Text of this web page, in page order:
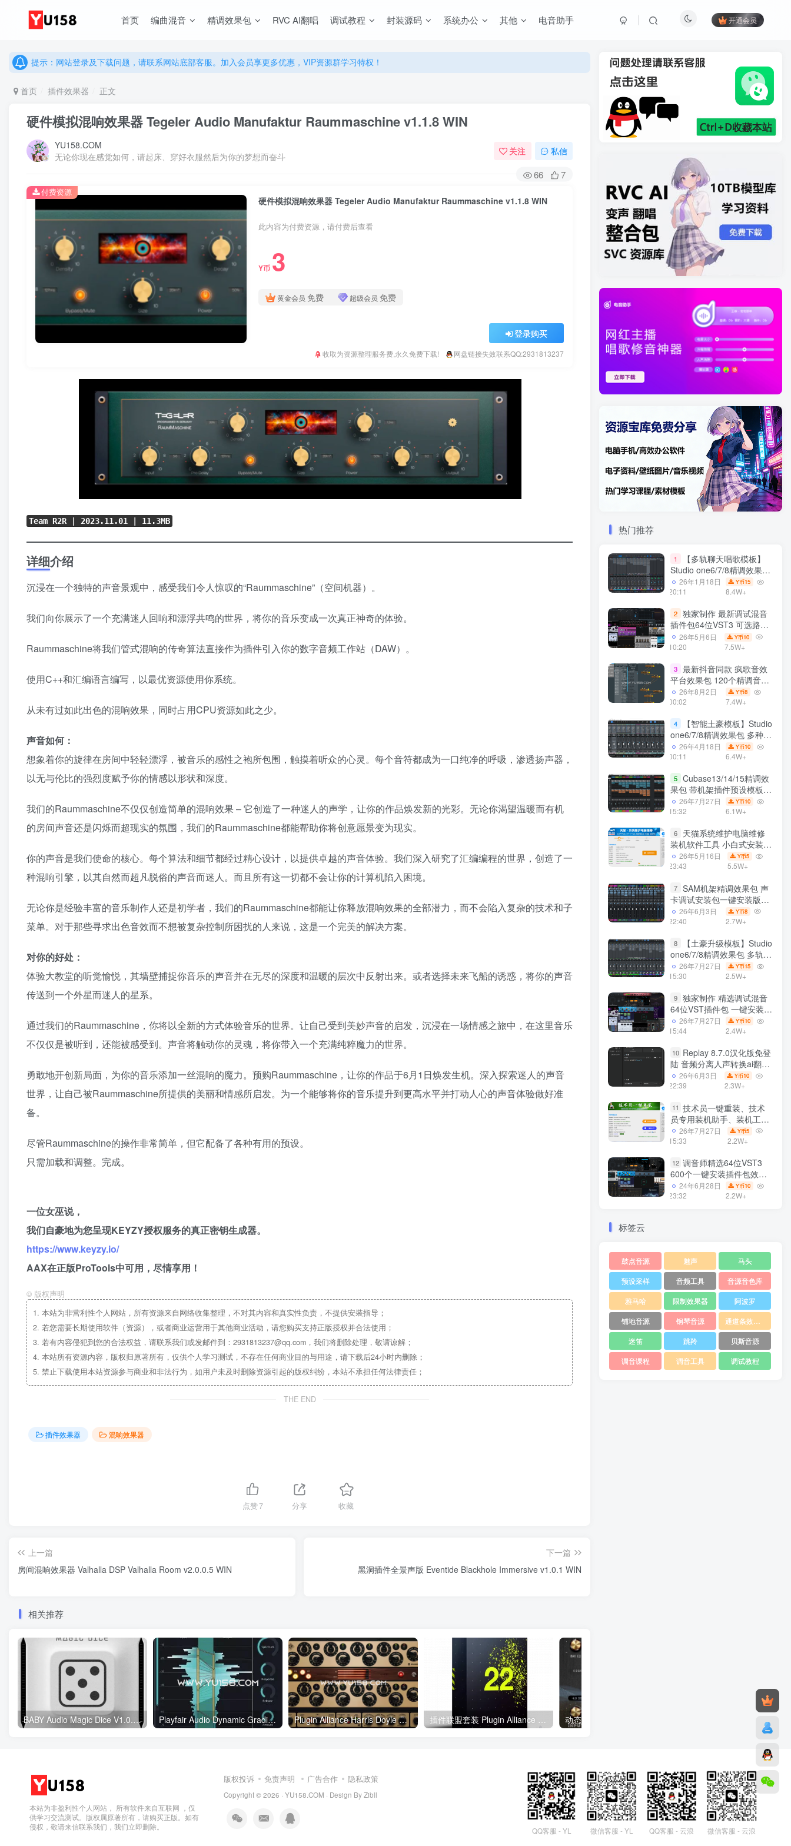
首页 编曲混音 精调效果包 RVC AI翻唱 调试教程 封装源码 系统办公 其他 电音助手 开通会员
提示：网站登录及下载问题，请联系网站底部客服。加入会员享更多优惠，VIP资源群学习特权！
提示：网站登录及下载问题，请联系网站底部客服。加入会员享更多优惠，VIP资源群学习特权！
首页 插件效果器 正文
硬件模拟混响效果器 Tegeler Audio Manufaktur Raummaschine v1.1.8 WIN
YU158.COM
无论你现在感觉如何，请起床、穿好衣服然后为你的梦想而奋斗
关注 私信
66 7
硬件模拟混响效果器 Tegeler Audio Manufaktur Raummaschine v1.1.8 WIN
此内容为付费资源，请付费后查看
Y币 3
黄金会员 免费 超级会员 免费
登录购买
收取为资源整理服务费,永久免费下载! 网盘链接失效联系QQ:2931813237
付费资源
Team R2R | 2023.11.01 | 11.3MB
详细介绍
沉浸在一个独特的声音景观中，感受我们令人惊叹的“Raummaschine”（空间机器）。
我们向你展示了一个充满迷人回响和漂浮共鸣的世界，将你的音乐变成一次真正神奇的体验。
Raummaschine将我们管式混响的传奇算法直接作为插件引入你的数字音频工作站（DAW）。
使用C++和汇编语言编写，以最优资源使用你系统。
从未有过如此出色的混响效果，同时占用CPU资源如此之少。
声音如何：
想象着你的旋律在房间中轻轻漂浮，被音乐的感性之袍所包围，触摸着听众的心灵。每个音符都成为一口纯净的呼吸，渗透扬声器，
以无与伦比的强烈度赋予你的情感以形状和深度。
我们的Raummaschine不仅仅创造简单的混响效果 – 它创造了一种迷人的声学，让你的作品焕发新的光彩。无论你渴望温暖而有机
的房间声音还是闪烁而超现实的氛围，我们的Raummaschine都能帮助你将创意愿景变为现实。
你的声音是我们使命的核心。每个算法和细节都经过精心设计，以提供卓越的声音体验。我们深入研究了汇编编程的世界，创造了一
种混响引擎，以其自然而超凡脱俗的声音而迷人。而且所有这一切都不会让你的计算机陷入困境。
无论你是经验丰富的音乐制作人还是初学者，我们的Raummaschine都能让你释放混响效果的全部潜力，而不会陷入复杂的技术和子
菜单。对于那些寻求出色音效而不想被复杂控制所困扰的人来说，这是一个完美的解决方案。
对你的好处：
体验大教堂的听觉愉悦，其墙壁捕捉你音乐的声音并在无尽的深度和温暖的层次中反射出来。或者选择未来飞船的诱惑，将你的声音
传送到一个外星而迷人的星系。
通过我们的Raummaschine，你将以全新的方式体验音乐的世界。让自己受到美妙声音的启发，沉浸在一场情感之旅中，在这里音乐
不仅仅是被听到，还能被感受到。声音将触动你的灵魂，将你带入一个充满纯粹魔力的世界。
勇敢地开创新局面，为你的音乐添加一丝混响的魔力。预购Raummaschine，让你的作品于6月1日焕发生机。深入探索迷人的声音
世界，让自己被Raummaschine所提供的美丽和情感所启发。为一个能够将你的音乐提升到更高水平并打动人心的声音体验做好准
备。
尽管Raummaschine的操作非常简单，但它配备了各种有用的预设。
只需加载和调整。完成。
一位女巫说，
我们自豪地为您呈现KEYZY授权服务的真正密钥生成器。
https://www.keyzy.io/
AAX在正版ProTools中可用，尽情享用！
© 版权声明
1. 本站为非营利性个人网站，所有资源来自网络收集整理，不对其内容和真实性负责，不提供安装指导；
2. 若您需要长期使用软件（资源），或者商业运营用于其他商业活动，请您购买支持正版授权并合法使用；
3. 若有内容侵犯到您的合法权益，请联系我们或发邮件到：2931813237@qq.com，我们将删除处理，敬请谅解；
4. 本站所有资源内容，版权归原著所有，仅供个人学习测试，不存在任何商业目的与用途，请下载后24小时内删除；
5. 禁止下载使用本站资源参与商业和非法行为，如用户未及时删除资源引起的版权纠纷，本站不承担任何法律责任；
THE END
插件效果器 混响效果器
点赞7 分享 收藏
上一篇
房间混响效果器 Valhalla DSP Valhalla Room v2.0.0.5 WIN
下一篇
黑洞插件全景声版 Eventide Blackhole Immersive v1.0.1 WIN
相关推荐
BABY Audio Magic Dice V1.0.2 WiN&MAC Playfair Audio Dynamic Grading v2.0.3 WiN Plugin Alliance Harris Doyle Natalus DSCEQ 1.1.1 MacOS 插件联盟套装 Plugin Alliance All Bundle 2022 WIN
热门推荐
1
【多轨聊天唱歌模板】
Studio one6/7/8精调效果包
多种效果模式 声卡调试好直
播预设模板
26年1月18日
20:11
Y币15
8.4W+
2 独家制作 最新调试混音
插件包64位VST3 可选路径
一键安装550个效果器合集
v3.0 WiN 支持定制
26年5月6日
10:20
Y币10
7.5W+
3 最新抖音同款 疯歌音效
平台效果包 120个精调音效
包+软件自带170个音效
+600个插件 带安装教程全
26年8月2日
00:02
Y币8
7.4W+
4
【智能土豪模板】Studio
one6/7/8精调效果包 多种效
果模式可选 声卡调试好预设
带插件全套文件
26年4月18日
00:11
Y币10
6.4W+
5 Cubase13/14/15精调效
果包 带机架插件预设模板
声卡调试好效果工程文件
26年7月27日
15:32
Y币10
6.1W+
6
天猫系统维护电脑维修
装机软件工具 小白式安装
完全一键安装系统 电脑系统
装机软件 一键重装系统
26年5月16日
23:43
Y币5
5.5W+
7 SAM机架精调效果包 声
卡调试安装包一键安装版模
板 带插件预设效果文件
26年6月3日
22:40
Y币8
2.7W+
8
【土豪升级模板】Studio
one6/7/8精调效果包 多轨道
效果模式可选 声卡调试好预
设模板 带插件全套文件
26年7月27日
15:30
Y币15
2.5W+
9 独家制作 精选调试混音
64位VST插件包 一键安装
600个效果器合集v2.0 WiN
支持定制
26年7月27日
15:44
Y币10
2.4W+
10 Replay 8.7.0汉化版免登
陆 音频分离人声转换ai翻唱
支持50系显卡 一键安装
WiN
26年6月3日
22:39
Y币10
2.3W+
11 技术员一键重装、技术
员专用装机助手、装机工
具、电脑系统装机软件丶一
键安装系统
26年7月27日
15:33
Y币5
2.2W+
12 调音师精选64位VST3
600个一键安装插件包效果
器集合10G WiN
24年6月28日
23:32
Y币10
2.2W+
标签云
鼓点音源 魅声
马头
预设采样
音频工具
音源音色库
雅马哈
限制效果器
阿波罗
铺地音源
钢琴音源
通道条效果器
迷笛
跳羚
贝斯音源
调音课程
调音工具 调试教程
本站为非盈利性个人网站， 所有软件来自互联网 ，仅
供学习交流测试。版权属原著所有，请购买正版。如有
侵权，敬请来信联系我们，我们立即删除。
版权投诉 免责声明 广告合作 隐私政策
Copyright © 2026 · YU158.COM · Design By Zibll
QQ客服 - YL 微信客服 - YL QQ客服 - 云浪 微信客服 - 云浪